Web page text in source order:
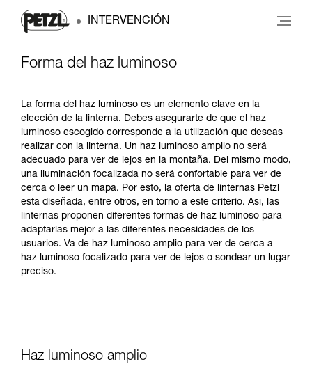
INTERVENCIÓN
Forma del haz luminoso
La forma del haz luminoso es un elemento clave en la
elección de la linterna. Debes asegurarte de que el haz
luminoso escogido corresponde a la utilización que deseas
realizar con la linterna. Un haz luminoso amplio no será
adecuado para ver de lejos en la montaña. Del mismo modo,
una iluminación focalizada no será confortable para ver de
cerca o leer un mapa. Por esto, la oferta de linternas Petzl
está diseñada, entre otros, en torno a este criterio. Así, las
linternas proponen diferentes formas de haz luminoso para
adaptarlas mejor a las diferentes necesidades de los
usuarios. Va de haz luminoso amplio para ver de cerca a
haz luminoso focalizado para ver de lejos o sondear un lugar
preciso.
Haz luminoso amplio